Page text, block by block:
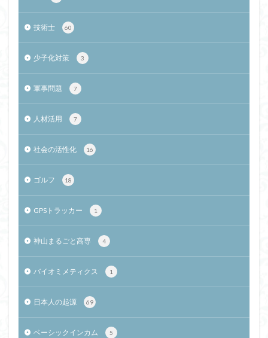
技術士 60
少子化対策 3
軍事問題 7
人材活用 7
社会の活性化 16
ゴルフ 18
GPSトラッカー 1
神山まるごと高専 4
バイオミメティクス 1
日本人の起源 69
ベーシックインカム 5